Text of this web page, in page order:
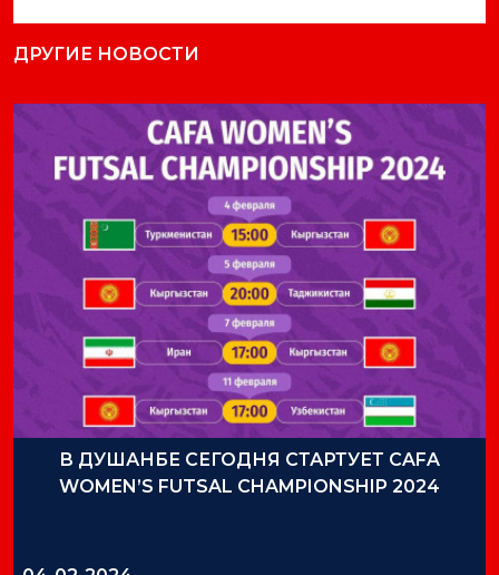
ДРУГИЕ НОВОСТИ
В ДУШАНБЕ СЕГОДНЯ СТАРТУЕТ CAFA
WOMEN’S FUTSAL CHAMPIONSHIP 2024